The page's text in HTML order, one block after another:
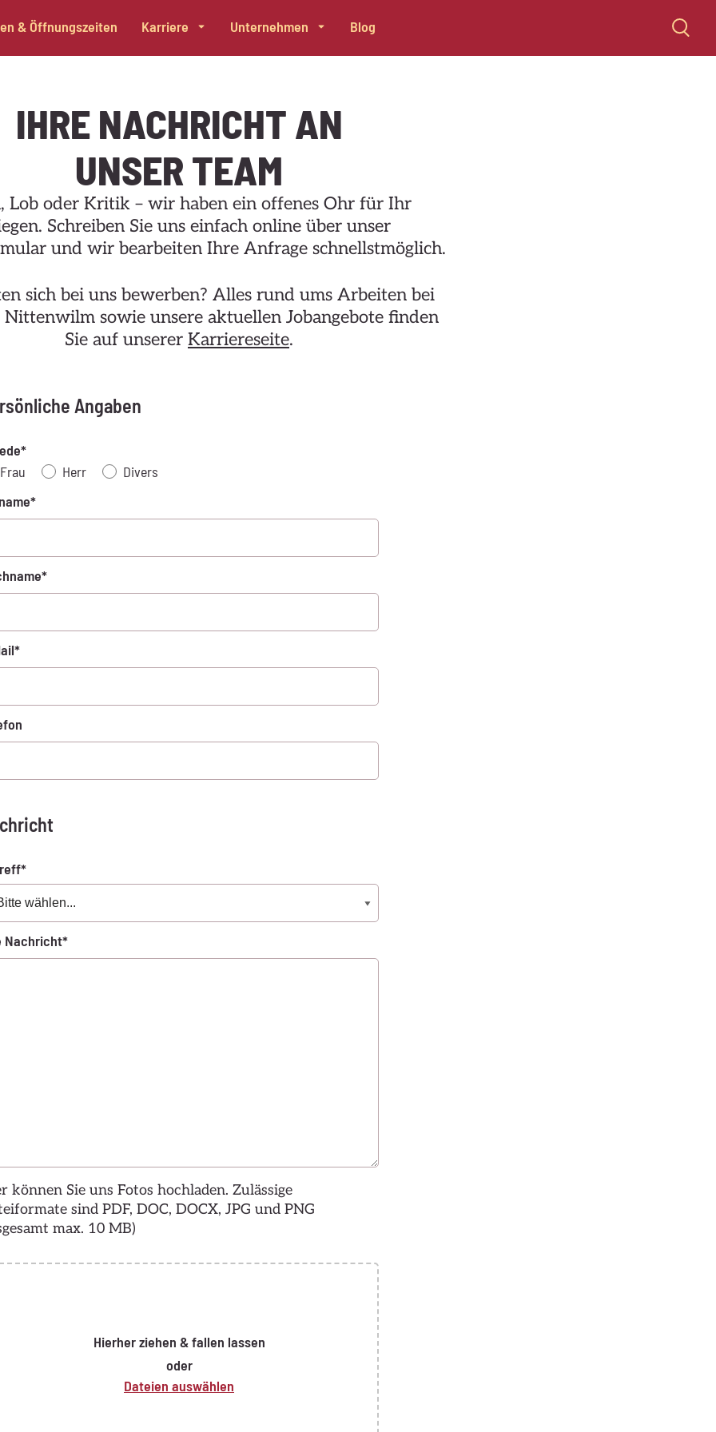
& Öffnungszeiten Karriere Unternehmen Blog
IHRE NACHRICHT AN
UNSER TEAM
Lob oder Kritik – wir haben ein offenes Ohr für Ihr
Schreiben Sie uns einfach online über unser
und wir bearbeiten Ihre Anfrage schnellstmöglich.
sich bei uns bewerben? Alles rund ums Arbeiten bei
Nittenwilm sowie unsere aktuellen Jobangebote finden
Sie auf unserer Karriereseite.
Angaben
Frau
Herr
Divers
Nachricht*
können Sie uns Fotos hochladen. Zulässige
sind PDF, DOC, DOCX, JPG und PNG
max. 10 MB)
Hierher ziehen & fallen lassen
oder
Dateien auswählen